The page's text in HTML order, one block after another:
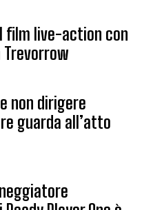
film live-action con
Trevorrow
non dirigere
guarda all’atto